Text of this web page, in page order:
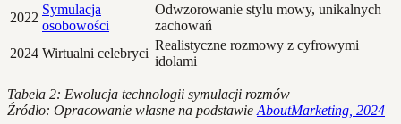
2022
Symulacja
osobowości
Odwzorowanie stylu mowy, unikalnych
zachowań
2024 Wirtualni celebryci
Realistyczne rozmowy z cyfrowymi
idolami
Tabela 2: Ewolucja technologii symulacji rozmów
Źródło: Opracowanie własne na podstawie AboutMarketing, 2024